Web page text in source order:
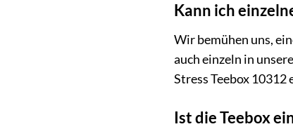
Kann ich
Wir bemühen uns,
auch einzeln in
Stress Teebox 10312
Ist die Teebox